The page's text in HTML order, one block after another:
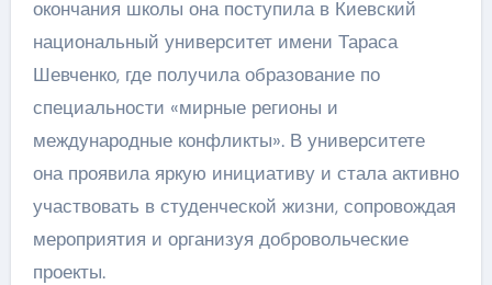
окончания школы она поступила в Киевский
национальный университет имени Тараса
Шевченко, где получила образование по
специальности «мирные регионы и
международные конфликты». В университете
она проявила яркую инициативу и стала активно
участвовать в студенческой жизни, сопровождая
мероприятия и организуя добровольческие
проекты.